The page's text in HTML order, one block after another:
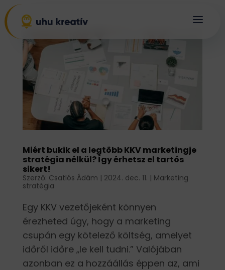
a
Miért bukik el a legtöbb KKV marketingje
stratégia nélkül? Így érhetsz el tartós
sikert!
Szerző: Csatlós Ádám | 2024. dec. 11. | Marketing
stratégia
Egy KKV vezetőjeként könnyen
érezheted úgy, hogy a marketing
csupán egy kötelező költség, amelyet
időről időre „le kell tudni.” Valójában
azonban ez a hozzáállás éppen az, ami